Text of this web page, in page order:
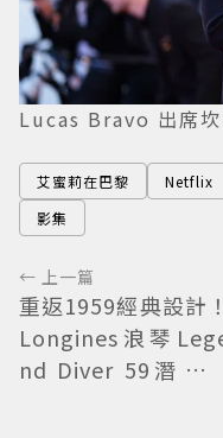
Lucas Bravo 出席坎
艾蜜莉在巴黎 Netflix
影集
← 上一篇
重返1959經典設計！
Longines浪琴
nd Diver 59潛水表